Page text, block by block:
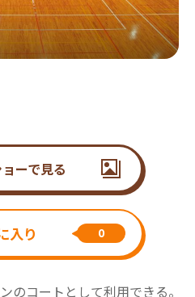
ーで見る
入り 0
のコートとして利用できる。